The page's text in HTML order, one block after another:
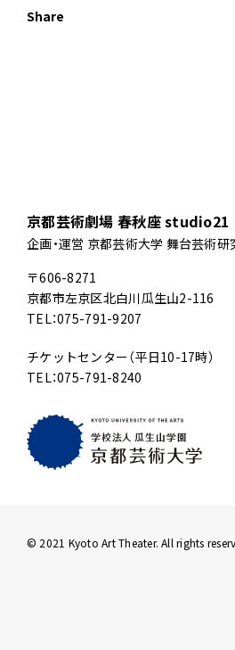
Share
京都芸術劇場 春秋座 studio21
企画・運営 京都芸術大学 舞台芸術研
〒606-8271
京都市左京区北白川瓜生山2-116
TEL：075-791-9207
チケットセンター（平日10-17時）
TEL：075-791-8240
© 2021 Kyoto Art Theater. All rights